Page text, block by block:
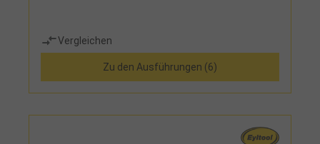
Vergleichen
Zu den Ausführungen (6)